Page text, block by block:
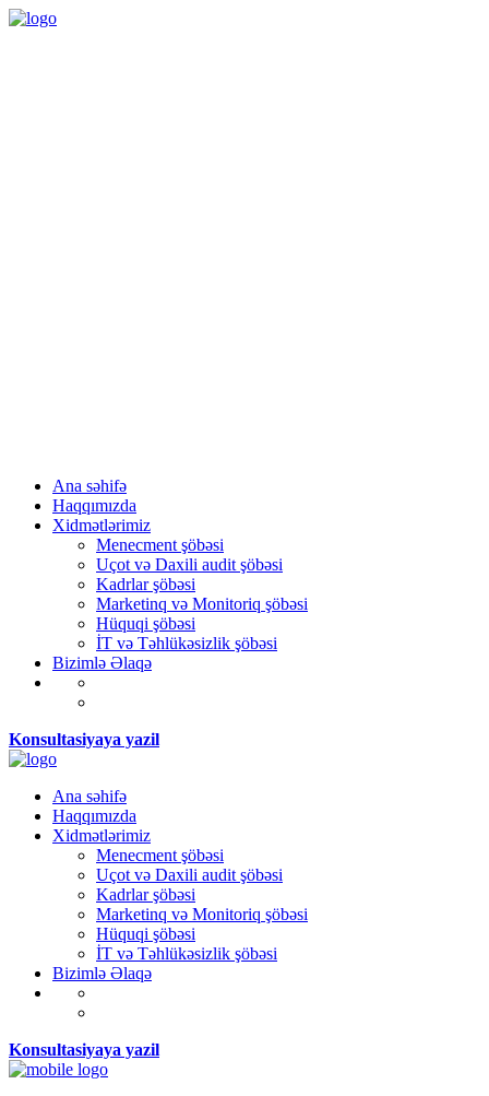
Ana səhifə
Haqqımızda
Xidmətlərimiz
Menecment şöbəsi
Uçot və Daxili audit şöbəsi
Kadrlar şöbəsi
Marketinq və Monitoriq şöbəsi
Hüquqi şöbəsi
İT və Təhlükəsizlik şöbəsi
Bizimlə Əlaqə
Konsultasiyaya yazil
Ana səhifə
Haqqımızda
Xidmətlərimiz
Menecment şöbəsi
Uçot və Daxili audit şöbəsi
Kadrlar şöbəsi
Marketinq və Monitoriq şöbəsi
Hüquqi şöbəsi
İT və Təhlükəsizlik şöbəsi
Bizimlə Əlaqə
Konsultasiyaya yazil